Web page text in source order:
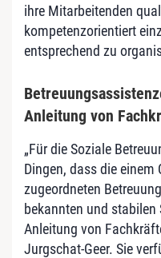
ihre Mitarbeitenden
kompetenzorientiert
entsprechend zu
Anleitung von
„Für die Soziale
Dingen, dass die
zugeordneten
bekannten und
Anleitung von
Jurgschat-Geer. Sie